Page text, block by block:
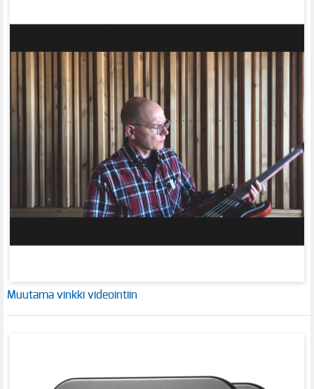
Muutama vinkki videointiin